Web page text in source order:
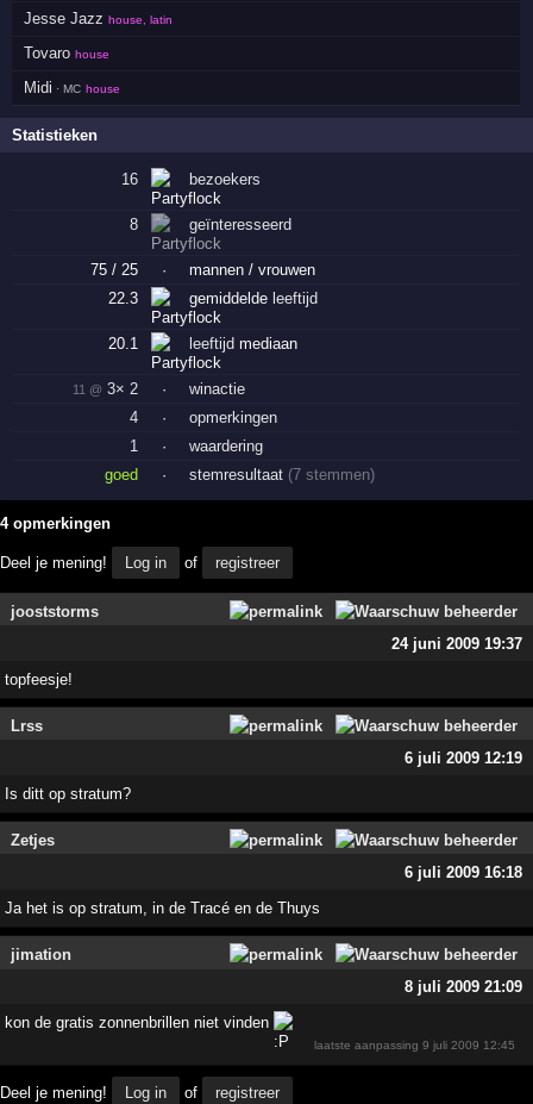
Jesse Jazz house, latin
Tovaro house
Midi · MC house
Statistieken
16 bezoekers
8 geïnteresseerd
75 / 25 ·
mannen / vrouwen
22.3
gemiddeldeleeftijd
20.1 leeftijd mediaan
11 @ 3× 2 ·
winactie
4
·
opmerkingen
1
·
waardering
goed
· stemresultaat (7 stemmen)
4 opmerkingen
Deel je mening! Log in of registreer
jooststorms
24 juni 2009 19:37
topfeesje!
Lrss
6 juli 2009 12:19
Is ditt op stratum?
Zetjes
6 juli 2009 16:18
Ja het is op stratum, in de Tracé en de Thuys
jimation
8 juli 2009 21:09
kon de gratis zonnenbrillen niet vinden
laatste aanpassing9 juli 2009 12:45
Deel je mening! Log in of registreer